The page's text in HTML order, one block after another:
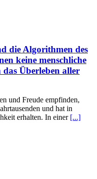
die Algorithmen des
keine menschliche
Überleben aller
und Freude empfinden,
und hat in
erhalten. In einer [...]